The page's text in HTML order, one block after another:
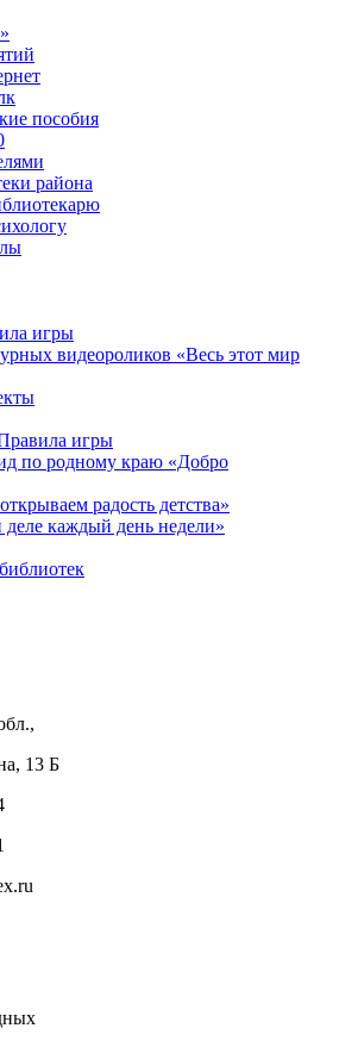
пособия
района
игры
видеороликов «Весь этот мир
игры
по родному краю «Добро
радость детства»
каждый день недели»
13 Б